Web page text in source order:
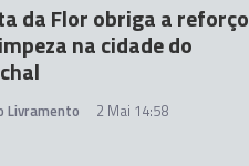
da Flor obriga a reforço
na cidade do
Livramento 2 Mai 14:58